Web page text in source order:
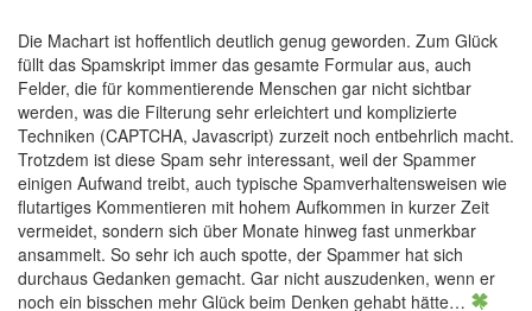
Die Machart ist hoffentlich deutlich genug geworden. Zum Glück
füllt das Spamskript immer das gesamte Formular aus, auch
Felder, die für kommentierende Menschen gar nicht sichtbar
werden, was die Filterung sehr erleichtert und komplizierte
Techniken (CAPTCHA, Javascript) zurzeit noch entbehrlich macht.
Trotzdem ist diese Spam sehr interessant, weil der Spammer
einigen Aufwand treibt, auch typische Spamverhaltensweisen wie
flutartiges Kommentieren mit hohem Aufkommen in kurzer Zeit
vermeidet, sondern sich über Monate hinweg fast unmerkbar
ansammelt. So sehr ich auch spotte, der Spammer hat sich
durchaus Gedanken gemacht. Gar nicht auszudenken, wenn er
noch ein bisschen mehr Glück beim Denken gehabt hätte…